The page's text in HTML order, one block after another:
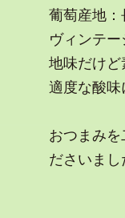
葡萄産地
ヴィンテ
地味だけ
適度な酸
おつまみ
ださいまし